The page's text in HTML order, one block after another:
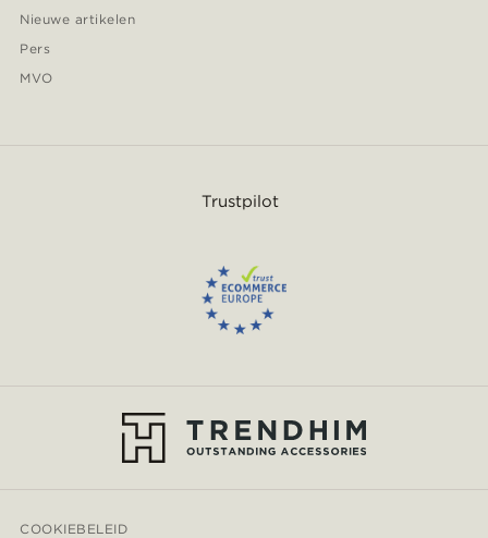
Nieuwe artikelen
Pers
MVO
Trustpilot
COOKIEBELEID